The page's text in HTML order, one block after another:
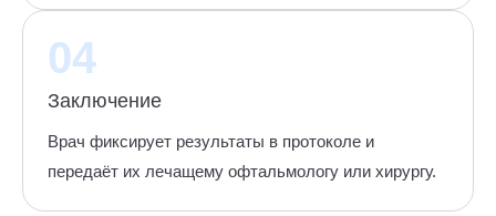
04
Заключение
Врач фиксирует результаты в протоколе и
передаёт их лечащему офтальмологу или хирургу.